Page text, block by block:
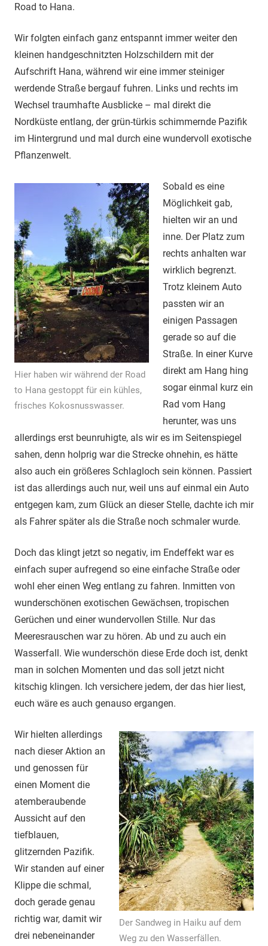
Road to Hana.
Wir folgten einfach ganz entspannt immer weiter den
kleinen handgeschnitzten Holzschildern mit der
Aufschrift Hana, während wir eine immer steiniger
werdende Straße bergauf fuhren. Links und rechts im
Wechsel traumhafte Ausblicke – mal direkt die
Nordküste entlang, der grün-türkis schimmernde Pazifik
im Hintergrund und mal durch eine wundervoll exotische
Pflanzenwelt.
Hier haben wir während der Road
to Hana gestoppt für ein kühles,
frisches Kokosnusswasser.
Sobald es eine
Möglichkeit gab,
hielten wir an und
inne. Der Platz zum
rechts anhalten war
wirklich begrenzt.
Trotz kleinem Auto
passten wir an
einigen Passagen
gerade so auf die
Straße. In einer Kurve
direkt am Hang hing
sogar einmal kurz ein
Rad vom Hang
herunter, was uns
allerdings erst beunruhigte, als wir es im Seitenspiegel
sahen, denn holprig war die Strecke ohnehin, es hätte
also auch ein größeres Schlagloch sein können. Passiert
ist das allerdings auch nur, weil uns auf einmal ein Auto
entgegen kam, zum Glück an dieser Stelle, dachte ich mir
als Fahrer später als die Straße noch schmaler wurde.
Doch das klingt jetzt so negativ, im Endeffekt war es
einfach super aufregend so eine einfache Straße oder
wohl eher einen Weg entlang zu fahren. Inmitten von
wunderschönen exotischen Gewächsen, tropischen
Gerüchen und einer wundervollen Stille. Nur das
Meeresrauschen war zu hören. Ab und zu auch ein
Wasserfall. Wie wunderschön diese Erde doch ist, denkt
man in solchen Momenten und das soll jetzt nicht
kitschig klingen. Ich versichere jedem, der das hier liest,
euch wäre es auch genauso ergangen.
Der Sandweg in Haiku auf dem
Weg zu den Wasserfällen.
Wir hielten allerdings
nach dieser Aktion an
und genossen für
einen Moment die
atemberaubende
Aussicht auf den
tiefblauen,
glitzernden Pazifik.
Wir standen auf einer
Klippe die schmal,
doch gerade genau
richtig war, damit wir
drei nebeneinander